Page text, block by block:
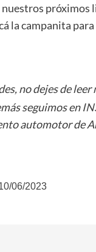
la campanita
no dejes de leer
seguimos en
automotor de
06/2023